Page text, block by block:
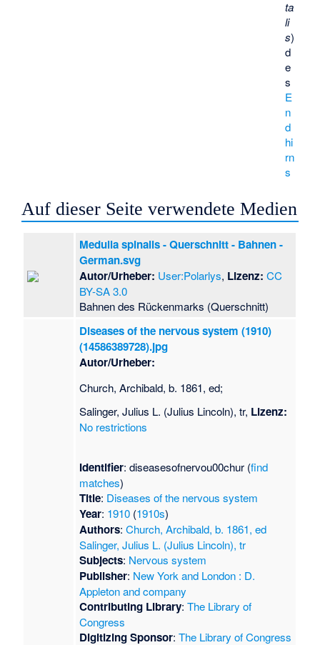
ta
li
s)
d
e
s
E
n
d
hi
rn
s
Auf dieser Seite verwendete Medien
Medulla spinalis - Querschnitt - Bahnen -
German.svg
Autor/Urheber: User:Polarlys, Lizenz: CC
BY-SA 3.0
Bahnen des Rückenmarks (Querschnitt)
Diseases of the nervous system (1910)
(14586389728).jpg
Autor/Urheber:
Church, Archibald, b. 1861, ed;
Salinger, Julius L. (Julius Lincoln), tr, Lizenz:
No restrictions
Identifier: diseasesofnervou00chur (find
matches)
Title: Diseases of the nervous system
Year: 1910 (1910s)
Authors:Church, Archibald, b. 1861, ed
Salinger, Julius L. (Julius Lincoln), tr
Subjects: Nervous system
Publisher: New York and London : D.
Appleton and company
Contributing Library:The Library of
Congress
Digitizing Sponsor:The Library of Congress